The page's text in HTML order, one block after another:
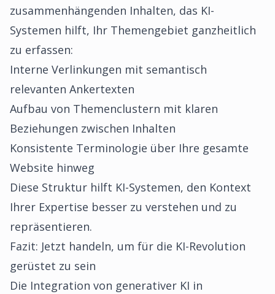
zusammenhängenden Inhalten, das KI-
Systemen hilft, Ihr Themengebiet ganzheitlich
zu erfassen:
Interne Verlinkungen mit semantisch
relevanten Ankertexten
Aufbau von Themenclustern mit klaren
Beziehungen zwischen Inhalten
Konsistente Terminologie über Ihre gesamte
Website hinweg
Diese Struktur hilft KI-Systemen, den Kontext
Ihrer Expertise besser zu verstehen und zu
repräsentieren.
Fazit: Jetzt handeln, um für die KI-Revolution
gerüstet zu sein
Die Integration von generativer KI in